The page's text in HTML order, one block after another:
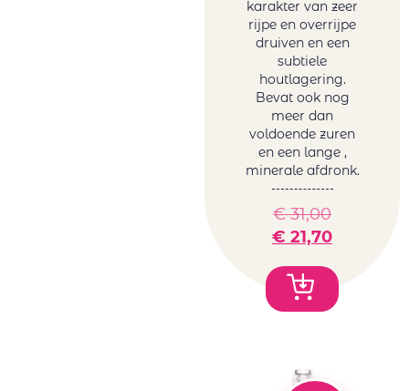
karakter van zeer
rijpe en overrijpe
druiven en een
subtiele
houtlagering.
Bevat ook nog
meer dan
voldoende zuren
en een lange ,
minerale afdronk.
€31,00
€ 21,70